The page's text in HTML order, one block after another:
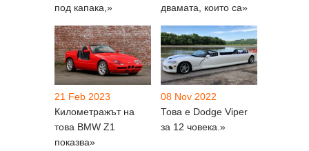
под капака,»
двамата, които са»
21 Feb 2023
Километражът на
това BMW Z1
показва»
08 Nov 2022
Това е Dodge Viper
за 12 човека.»